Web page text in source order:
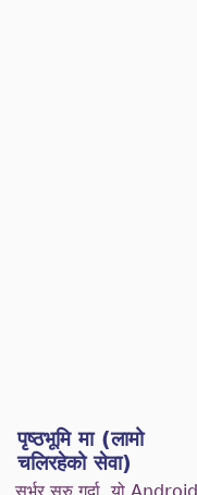
पृष्ठभूमि मा (लामो
चलिरहेको सेवा)